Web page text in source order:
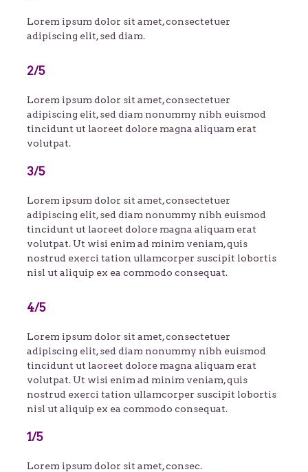
Lorem ipsum dolor sit amet, consectetuer
adipiscing elit, sed diam.
2/5
Lorem ipsum dolor sit amet, consectetuer
adipiscing elit, sed diam nonummy nibh euismod
tincidunt ut laoreet dolore magna aliquam erat
volutpat.
3/5
Lorem ipsum dolor sit amet, consectetuer
adipiscing elit, sed diam nonummy nibh euismod
tincidunt ut laoreet dolore magna aliquam erat
volutpat. Ut wisi enim ad minim veniam, quis
nostrud exerci tation ullamcorper suscipit lobortis
nisl ut aliquip ex ea commodo consequat.
4/5
Lorem ipsum dolor sit amet, consectetuer
adipiscing elit, sed diam nonummy nibh euismod
tincidunt ut laoreet dolore magna aliquam erat
volutpat. Ut wisi enim ad minim veniam, quis
nostrud exerci tation ullamcorper suscipit lobortis
nisl ut aliquip ex ea commodo consequat.
1/5
Lorem ipsum dolor sit amet, consec.